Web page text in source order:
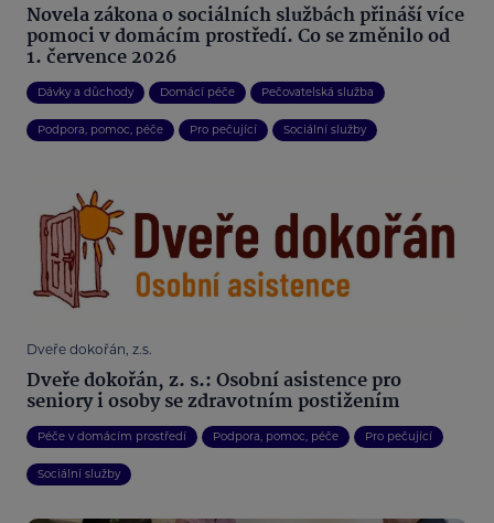
Novela zákona o sociálních službách přináší více
pomoci v domácím prostředí. Co se změnilo od
1. července 2026
Dávky a důchody Domácí péče Pečovatelská služba
Podpora, pomoc, péče Pro pečující Sociální služby
Dveře dokořán, z.s.
Dveře dokořán, z. s.: Osobní asistence pro
seniory i osoby se zdravotním postižením
Péče v domácím prostředí Podpora, pomoc, péče Pro pečující
Sociální služby